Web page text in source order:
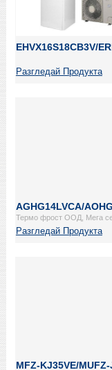
Разгледай Продукта
Разгледай Продукта